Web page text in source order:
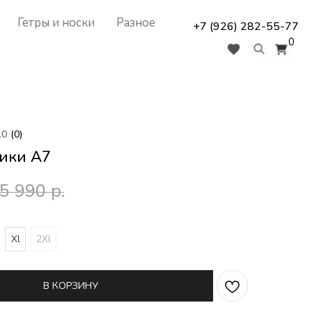
Гетры и носки +7 (926) 282-55-77
0
Разное
(0)
A7
5 990 р.
Xl 2Xl
В КОРЗИНУ